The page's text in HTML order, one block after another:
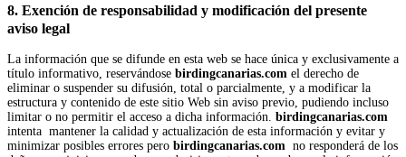
8. Exención de responsabilidad y modificación del presente
aviso legal
La información que se difunde en esta web se hace única y exclusivamente a
título informativo, reservándose birdingcanarias.com el derecho de
eliminar o suspender su difusión, total o parcialmente, y a modificar la
estructura y contenido de este sitio Web sin aviso previo, pudiendo incluso
limitar o no permitir el acceso a dicha información. birdingcanarias.com
intenta mantener la calidad y actualización de esta información y evitar y
minimizar posibles errores pero birdingcanarias.com no responderá de los